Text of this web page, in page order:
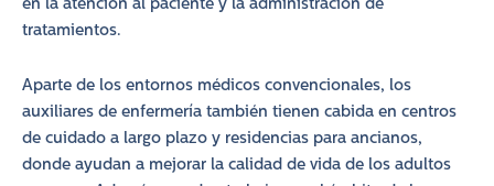
en la atención al paciente y la administración de
tratamientos.
Aparte de los entornos médicos convencionales, los
auxiliares de enfermería también tienen cabida en centros
de cuidado a largo plazo y residencias para ancianos,
donde ayudan a mejorar la calidad de vida de los adultos